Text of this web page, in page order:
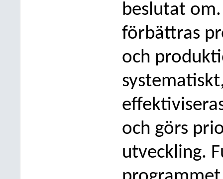
beslutat
förbättras
och
och görs
utveckling.